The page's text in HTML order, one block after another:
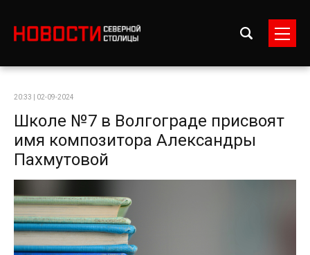
20:33 | 02-09-2024
Школе №7 в Волгограде присвоят
имя композитора Александры
Пахмутовой